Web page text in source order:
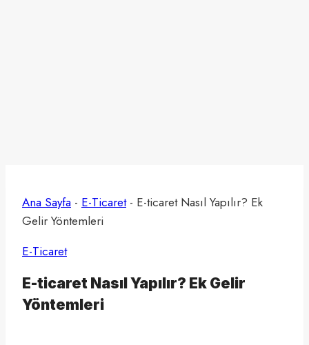
Ana Sayfa - E-Ticaret- E-ticaret Nasıl Yapılır? Ek
Gelir Yöntemleri
E-Ticaret
E-ticaret Nasıl Yapılır? Ek Gelir
Yöntemleri